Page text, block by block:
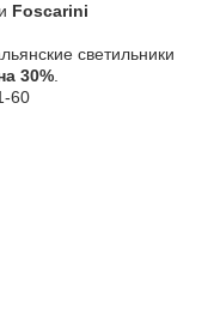
Foscarini
светильники
30%.
60